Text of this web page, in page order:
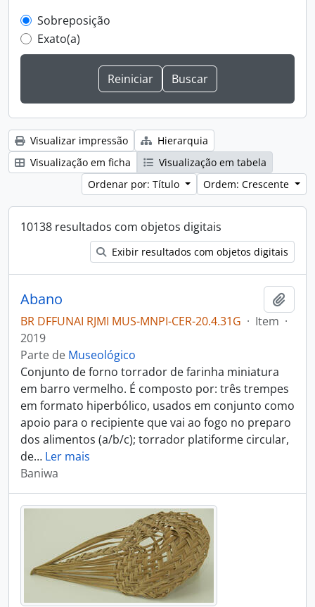
Sobreposição
Exato(a)
Visualizar impressão
Hierarquia
Visualização em ficha
Visualização em tabela
Ordenar por: Título
Ordem: Crescente
10138 resultados com objetos digitais
Exibir resultados com objetos digitais
Abano
BR DFFUNAI RJMI MUS-MNPI-CER-20.4.31G · Item ·
2019
Parte de Museológico
Conjunto de forno torrador de farinha miniatura
em barro vermelho. É composto por: três trempes
em formato hiperbólico, usados em conjunto como
apoio para o recipiente que vai ao fogo no preparo
dos alimentos (a/b/c); torrador platiforme circular,
de… Ler mais
Baniwa